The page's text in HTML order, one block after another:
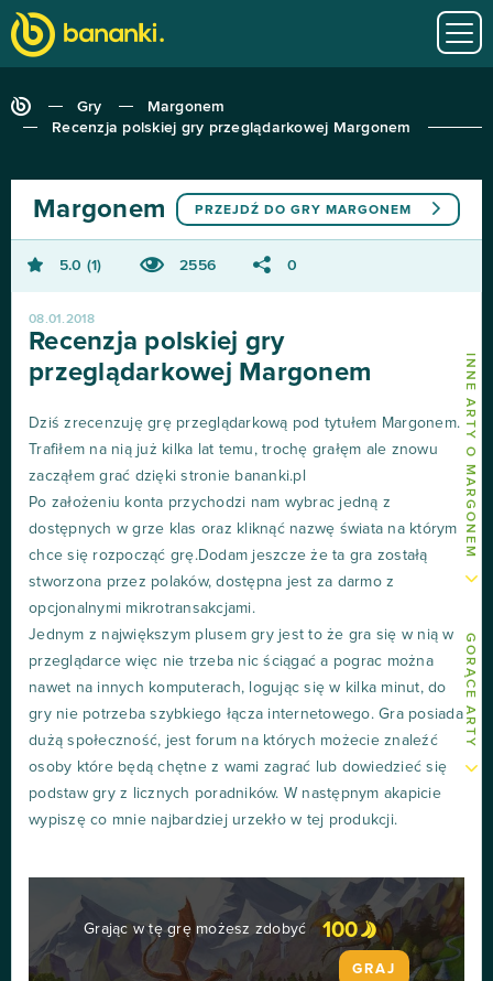
Gry
Margonem
Recenzja polskiej gry przeglądarkowej Margonem
INNE ARTY O MARGONEM
GORĄCE ARTY
PRZEJDŹ DO GRY MARGONEM
Margonem
5.0 1 2556 0
08.01.2018
Recenzja polskiej gry
przeglądarkowej Margonem
Dziś zrecenzuję grę przeglądarkową pod tytułem Margonem.
Trafiłem na nią już kilka lat temu, trochę grałęm ale znowu
zacząłem grać dzięki stronie bananki.pl
Po założeniu konta przychodzi nam wybrac jedną z
dostępnych w grze klas oraz kliknąć nazwę świata na którym
chce się rozpocząć grę.Dodam jeszcze że ta gra zostałą
stworzona przez polaków, dostępna jest za darmo z
opcjonalnymi mikrotransakcjami.
Jednym z największym plusem gry jest to że gra się w nią w
przeglądarce więc nie trzeba nic ściągać a pograc można
nawet na innych komputerach, logując się w kilka minut, do
gry nie potrzeba szybkiego łącza internetowego. Gra posiada
dużą społeczność, jest forum na których możecie znaleźć
osoby które będą chętne z wami zagrać lub dowiedzieć się
podstaw gry z licznych poradników. W następnym akapicie
wypiszę co mnie najbardziej urzekło w tej produkcji.
Grając w tę grę możesz zdobyć 100
GRAJ